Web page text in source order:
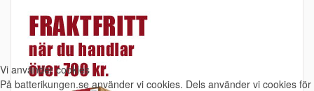
Vi använder cookies
På batterikungen.se använder vi cookies. Dels använder vi cookies för